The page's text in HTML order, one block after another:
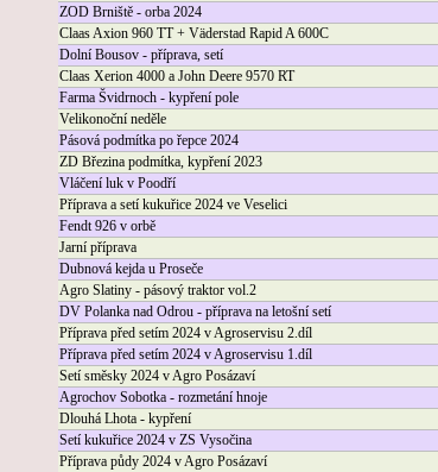
ZOD Brniště - orba 2024
Claas Axion 960 TT + Väderstad Rapid A 600C
Dolní Bousov - příprava, setí
Claas Xerion 4000 a John Deere 9570 RT
Farma Švidrnoch - kypření pole
Velikonoční neděle
Pásová podmítka po řepce 2024
ZD Březina podmítka, kypření 2023
Vláčení luk v Poodří
Příprava a setí kukuřice 2024 ve Veselici
Fendt 926 v orbě
Jarní příprava
Dubnová kejda u Proseče
Agro Slatiny - pásový traktor vol.2
DV Polanka nad Odrou - příprava na letošní setí
Příprava před setím 2024 v Agroservisu 2.díl
Příprava před setím 2024 v Agroservisu 1.díl
Setí směsky 2024 v Agro Posázaví
Agrochov Sobotka - rozmetání hnoje
Dlouhá Lhota - kypření
Setí kukuřice 2024 v ZS Vysočina
Příprava půdy 2024 v Agro Posázaví